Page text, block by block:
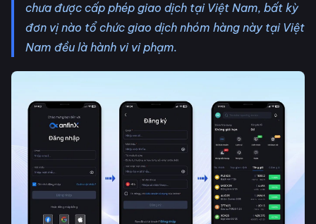
chưa được cấp phép giao dịch tại Việt Nam, bất kỳ
đơn vị nào tổ chức giao dịch nhóm hàng này tại Việt
Nam đều là hành vi vi phạm.